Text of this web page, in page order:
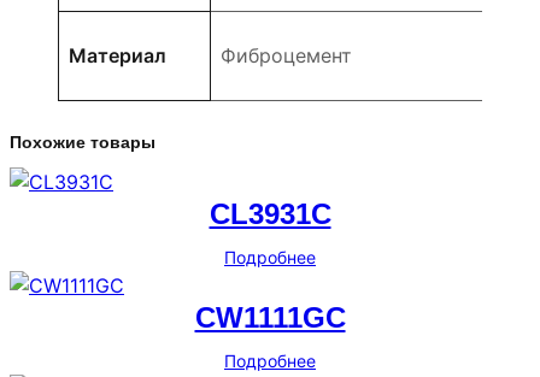
Материал Фиброцемент
Похожие товары
CL3931C
Подробнее
CW1111GC
Подробнее